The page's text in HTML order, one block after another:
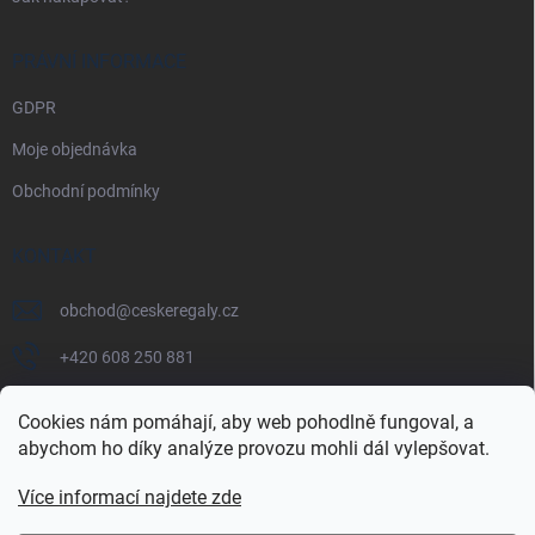
Cookies nám pomáhají, aby web pohodlně fungoval, a
abychom ho díky analýze provozu mohli dál vylepšovat.
Více informací najdete zde
PRÁVNÍ INFORMACE
GDPR
Moje objednávka
Obchodní podmínky
KONTAKT
obchod@ceskeregaly.cz
+420 608 250 881